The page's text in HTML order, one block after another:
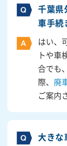
千葉県
車手続
はい、
トや車
合でも
際、 廃
ご案内
大きな